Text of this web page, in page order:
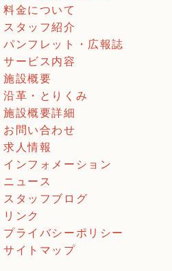
料金について
スタッフ紹介
パンフレット・広報誌
サービス内容
施設概要
沿革・とりくみ
施設概要詳細
お問い合わせ
求人情報
インフォメーション
ニュース
スタッフブログ
リンク
プライバシーポリシー
サイトマップ